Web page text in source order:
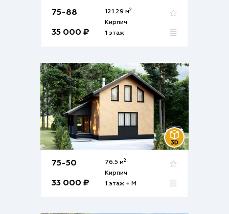
75-88
35 000 ₽
121.29 м2
Кирпич
1 этаж
75-50
33 000 ₽
76.5 м2
Кирпич
1 этаж + М